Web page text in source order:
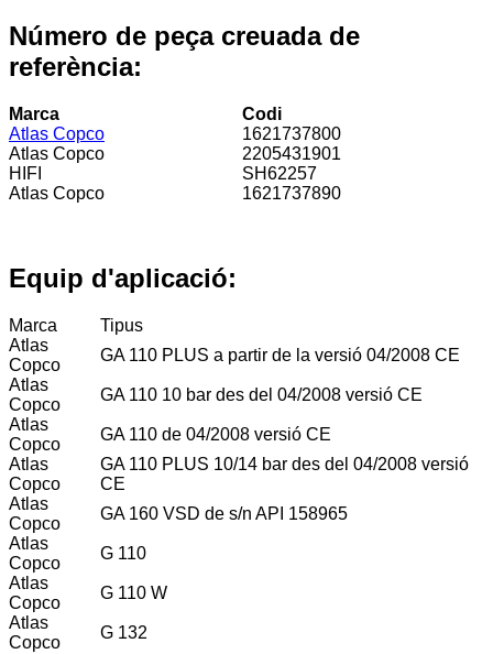
Número de peça creuada de
referència:
Marca
Codi
Atlas Copco
1621737800
Atlas Copco
2205431901
HIFI
SH62257
Atlas Copco
1621737890
Equip d'aplicació:
Marca
Tipus
Atlas
Copco
GA 110 PLUS a partir de la versió 04/2008 CE
Atlas
Copco
GA 110 10 bar des del 04/2008 versió CE
Atlas
Copco
GA 110 de 04/2008 versió CE
Atlas
Copco
GA 110 PLUS 10/14 bar des del 04/2008 versió
CE
Atlas
Copco
GA 160 VSD de s/n API 158965
Atlas
Copco
G 110
Atlas
Copco
G 110 W
Atlas
Copco
G 132